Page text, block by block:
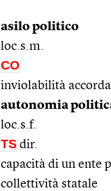
asilo politico
loc.s.m.
CO
inviolabilità
autonomia
loc.s.f.
TS dir.
capacità di un ente
collettività statale